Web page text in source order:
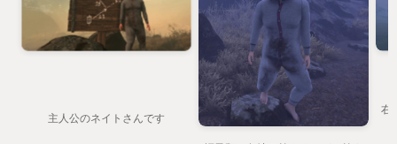
その２ Lスティックを前に倒すと上げた足が前に出
その３ Lトリガーを離すと上げていた足が地面につ
その４ 続いてRトリガーを押して右足を上げる
その５ Lスティックを前に倒すと右足が前に出る
主人公のネイトさんです
右